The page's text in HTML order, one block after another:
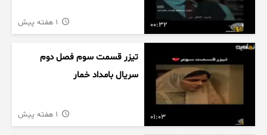
00:32
01:03
تیزر قسمت سوم فصل دوم
سریال بامداد خمار